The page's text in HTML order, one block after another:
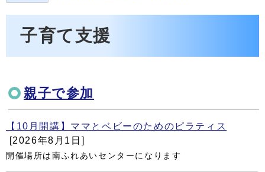
子育て支援
親子で参加
【10月開講】ママとベビーのためのピラティス
[2026年8月1日]
開催場所は南ふれあいセンターになります